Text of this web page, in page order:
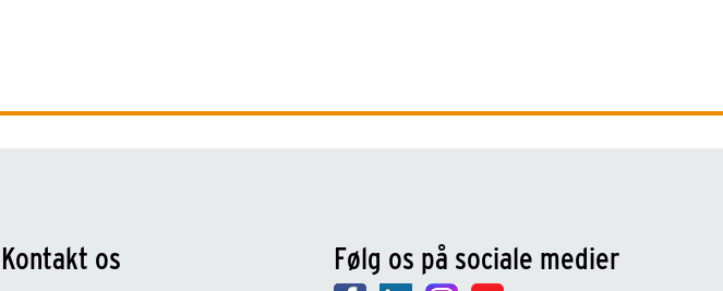
Kontakt os Følg os på sociale medier